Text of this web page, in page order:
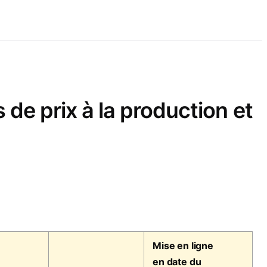
prix à la production et
Mise en ligne
en date du